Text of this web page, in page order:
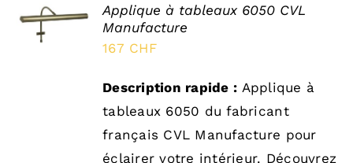
OPTIONS
Applique à tableaux 6050 CVL
Manufacture
167 CHF
Description rapide : Applique à
tableaux 6050 du fabricant
français CVL Manufacture pour
éclairer votre intérieur. Découvrez